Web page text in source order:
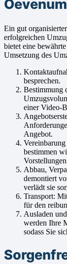
Oevenum
Ein gut
erfolgreichen
bietet eine
Umsetzung des
besprechen.
Bestimmung
einer Video-
Angebot.
bestimmen
Abbau,
demontiert
verlädt sie
Transport:
für den
Ausladen
werden Ihre
sodass Sie